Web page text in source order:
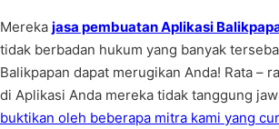
Mereka jasa pembuatan Aplikasi
tidak berbadan hukum yang banyak
Balikpapan dapat merugikan Anda! Rata –
di Aplikasi Anda mereka tidak tanggung
buktikan oleh beberapa mitra kami yang